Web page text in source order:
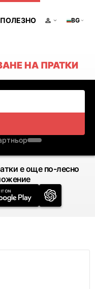
ПОЛЕЗНО BG
НА ПРАТКИ
е още по-лесно